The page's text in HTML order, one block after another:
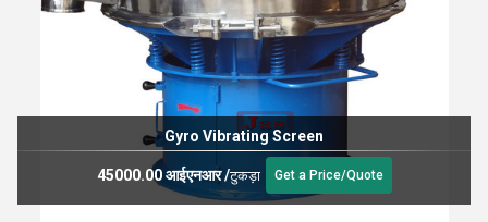
Chakli Making Machine
75000.00 आईएनआर/Unit Get a Price/Quote